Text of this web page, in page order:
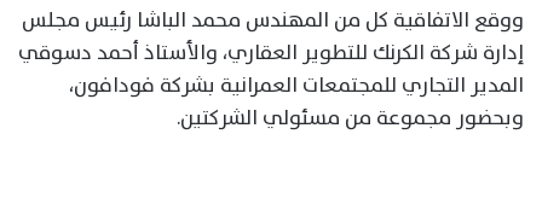
ووقع الاتفاقية كل من المهندس محمد الباشا رئيس مجلس
إدارة شركة الكرنك للتطوير العقاري، والأستاذ أحمد دسوقي
المدير التجاري للمجتمعات العمرانية بشركة فودافون،
وبحضور مجموعة من مسئولي الشركتين.